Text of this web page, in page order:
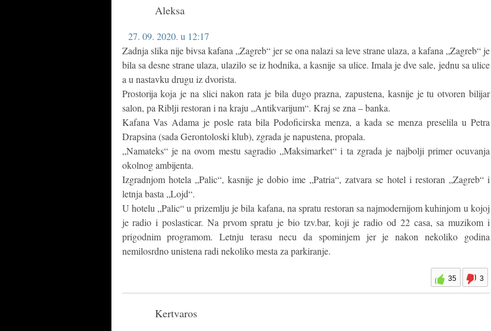
Aleksa
27. 09. 2020. u 12:17
Zadnja slika nije bivsa kafana „Zagreb“ jer se ona nalazi sa leve strane ulaza, a kafana „Zagreb“ je
bila sa desne strane ulaza, ulazilo se iz hodnika, a kasnije sa ulice. Imala je dve sale, jednu sa ulice
a u nastavku drugu iz dvorista.
Prostorija koja je na slici nakon rata je bila dugo prazna, zapustena, kasnije je tu otvoren bilijar
salon, pa Riblji restoran i na kraju „Antikvarijum“. Kraj se zna – banka.
Kafana Vas Adama je posle rata bila Podoficirska menza, a kada se menza preselila u Petra
Drapsina (sada Gerontoloski klub), zgrada je napustena, propala.
„Namateks“ je na ovom mestu sagradio „Maksimarket“ i ta zgrada je najbolji primer ocuvanja
okolnog ambijenta.
Izgradnjom hotela „Palic“, kasnije je dobio ime „Patria“, zatvara se hotel i restoran „Zagreb“ i
letnja basta „Lojd“.
U hotelu „Palic“ u prizemlju je bila kafana, na spratu restoran sa najmodernijom kuhinjom u kojoj
je radio i poslasticar. Na prvom spratu je bio tzv.bar, koji je radio od 22 casa, sa muzikom i
prigodnim programom. Letnju terasu necu da spominjem jer je nakon nekoliko godina
nemilosrdno unistena radi nekoliko mesta za parkiranje.
35 3
Kertvaros